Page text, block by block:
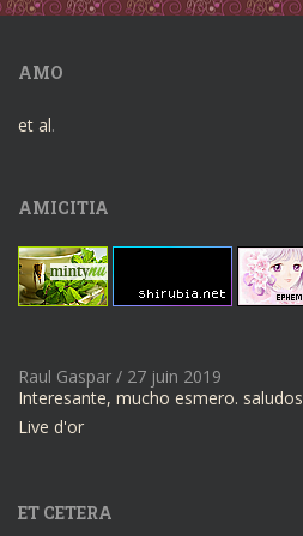
AMO
et al.
AMICITIA
Raul Gaspar / 27 juin 2019
Interesante, mucho esmero. saludos
Live d'or
ET CETERA